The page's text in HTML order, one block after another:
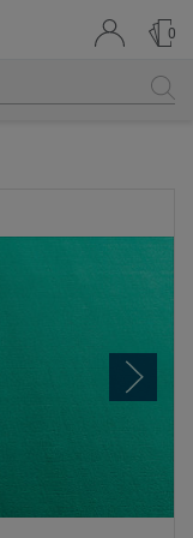
0